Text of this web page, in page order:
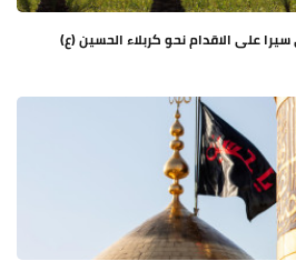
على الاقدام نحو كربلاء الحسين (ع)